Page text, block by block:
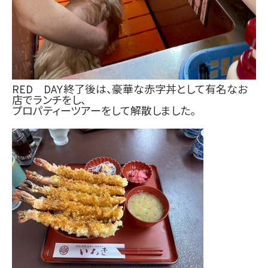
RED DAY終了後は、豪華な赤字丼として有名なお
店でランチをし、
プロパティーツアーをして解散しました。